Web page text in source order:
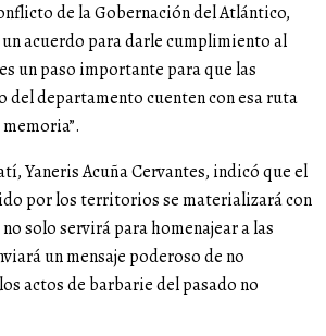
de la Gobernación del Atlántico,
acuerdo para darle cumplimiento al
un paso importante para que las
departamento cuenten con esa ruta
Yaneris Acuña Cervantes, indicó que el
por los territorios se materializará con
solo servirá para homenajear a las
un mensaje poderoso de no
actos de barbarie del pasado no